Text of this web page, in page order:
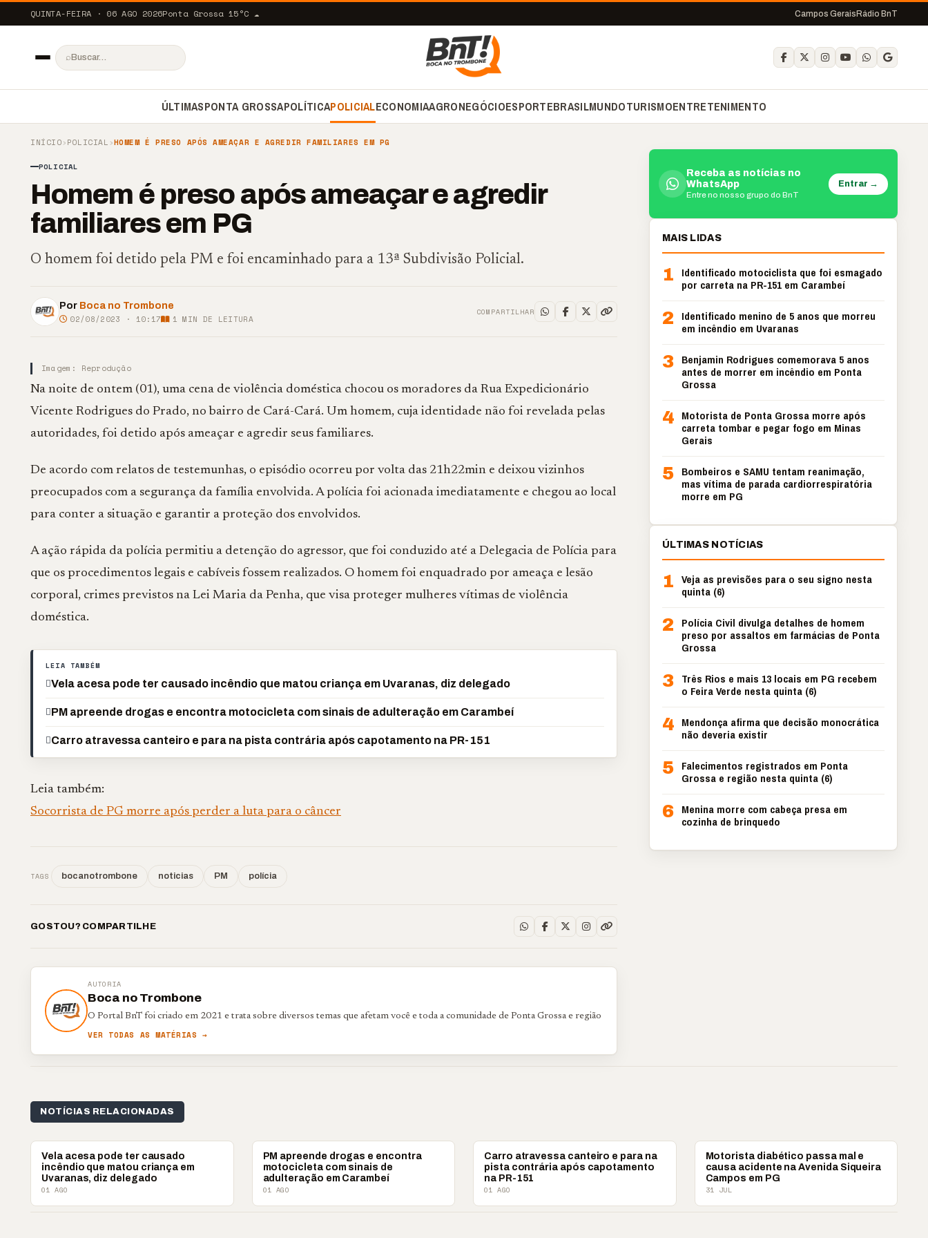
QUINTA-FEIRA · 06 AGO 2026Ponta Grossa15°C ☁️ Campos Gerais Rádio BnT
⌕
ÚLTIMASPONTA GROSSAPOLÍTICAPOLICIALECONOMIAAGRONEGÓCIOESPORTEBRASILMUNDOTURISMOENTRETENIMENTO
INÍCIO›POLICIAL ›HOMEM É PRESO APÓS AMEAÇAR E AGREDIR FAMILIARES EM PG
POLICIAL
Homem é preso após ameaçar e agredir
familiares em PG
O homem foi detido pela PM e foi encaminhado para a 13ª Subdivisão Policial.
Por Boca no Trombone
02/08/2023 · 10:17 1 MIN DE LEITURA
COMPARTILHAR
Imagem: Reprodução
Na noite de ontem (01), uma cena de violência doméstica chocou os moradores da Rua Expedicionário
Vicente Rodrigues do Prado, no bairro de Cará-Cará. Um homem, cuja identidade não foi revelada pelas
autoridades, foi detido após ameaçar e agredir seus familiares.
De acordo com relatos de testemunhas, o episódio ocorreu por volta das 21h22min e deixou vizinhos
preocupados com a segurança da família envolvida. A polícia foi acionada imediatamente e chegou ao local
para conter a situação e garantir a proteção dos envolvidos.
A ação rápida da polícia permitiu a detenção do agressor, que foi conduzido até a Delegacia de Polícia para
que os procedimentos legais e cabíveis fossem realizados. O homem foi enquadrado por ameaça e lesão
corporal, crimes previstos na Lei Maria da Penha, que visa proteger mulheres vítimas de violência
doméstica.
LEIA TAMBÉM
Vela acesa pode ter causado incêndio que matou criança em Uvaranas, diz delegado
PM apreende drogas e encontra motocicleta com sinais de adulteração em Carambeí
Carro atravessa canteiro e para na pista contrária após capotamento na PR-151
Leia também:
Socorrista de PG morre após perder a luta para o câncer
TAGS bocanotrombone noticias PM polícia
GOSTOU? COMPARTILHE
AUTORIA
Boca no Trombone
O Portal BnT foi criado em 2021 e trata sobre diversos temas que afetam você e toda a comunidade de Ponta Grossa e região
VER TODAS AS MATÉRIAS →
Receba as notícias no
WhatsApp
Entre no nosso grupo do BnT
Entrar →
MAIS LIDAS
1
Identificado motociclista que foi esmagado
por carreta na PR-151 em Carambeí
2
Identificado menino de 5 anos que morreu
em incêndio em Uvaranas
3 Benjamin Rodrigues comemorava 5 anos
antes de morrer em incêndio em Ponta
Grossa
4 Motorista de Ponta Grossa morre após
carreta tombar e pegar fogo em Minas
Gerais
5 Bombeiros e SAMU tentam reanimação,
mas vítima de parada cardiorrespiratória
morre em PG
ÚLTIMAS NOTÍCIAS
1 Veja as previsões para o seu signo nesta
quinta (6)
2
Polícia Civil divulga detalhes de homem
preso por assaltos em farmácias de Ponta
Grossa
3 Três Rios e mais 13 locais em PG recebem
o Feira Verde nesta quinta (6)
4 Mendonça afirma que decisão monocrática
não deveria existir
5 Falecimentos registrados em Ponta
Grossa e região nesta quinta (6)
6 Menina morre com cabeça presa em
cozinha de brinquedo
NOTÍCIAS RELACIONADAS
POLICIAL
Vela acesa pode ter causado
incêndio que matou criança em
Uvaranas, diz delegado
01 AGO
POLICIAL
PM apreende drogas e encontra
motocicleta com sinais de
adulteração em Carambeí
01 AGO
POLICIAL
Carro atravessa canteiro e para na
pista contrária após capotamento
na PR-151
01 AGO
POLICIAL
Motorista diabético passa mal e
causa acidente na Avenida Siqueira
Campos em PG
31 JUL